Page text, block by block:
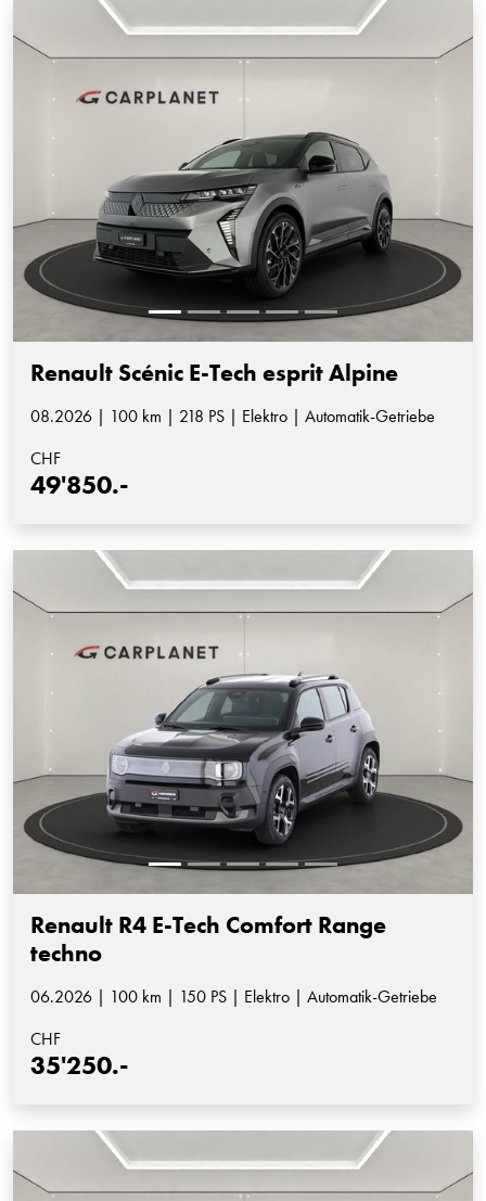
Renault Scénic E-Tech esprit Alpine
08.2026 | 100 km | 218 PS | Elektro | Automatik-Getriebe
CHF
49'850.-
Renault R4 E-Tech Comfort Range
techno
06.2026 | 100 km | 150 PS | Elektro | Automatik-Getriebe
CHF
35'250.-